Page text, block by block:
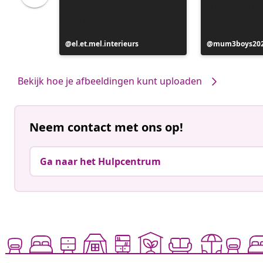
Bericht
gepubliceerd
el.et.mel.interieurs
Bericht
gepubliceerd
Bekijk hoe je afbeeldingen kunt uploaden
Neem contact met ons op!
Ga naar het Hulpcentrum